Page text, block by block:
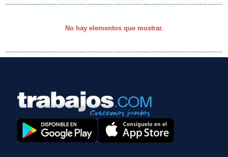
No hay elementos que mostrar.